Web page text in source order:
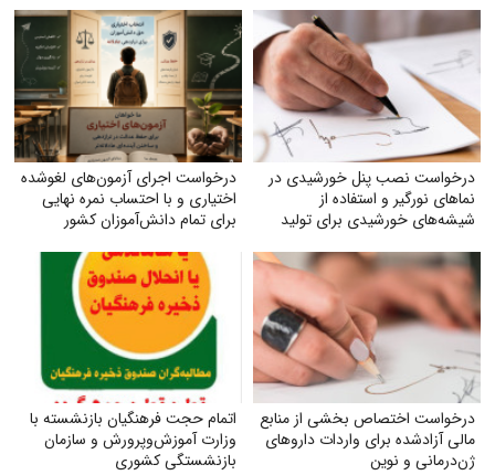
درخواست نصب پنل خورشیدی در
نماهای نورگیر و استفاده از
شیشه‌های خورشیدی برای تولید
درخواست اجرای آزمون‌های لغوشده
اختیاری و با احتساب نمره نهایی
برای تمام دانش‌آموزان کشور
درخواست اختصاص بخشی از منابع
مالی آزادشده برای واردات داروهای
ژن‌درمانی و نوین
اتمام حجت فرهنگیان بازنشسته با
وزارت آموزش‌وپرورش و سازمان
بازنشستگی کشوری